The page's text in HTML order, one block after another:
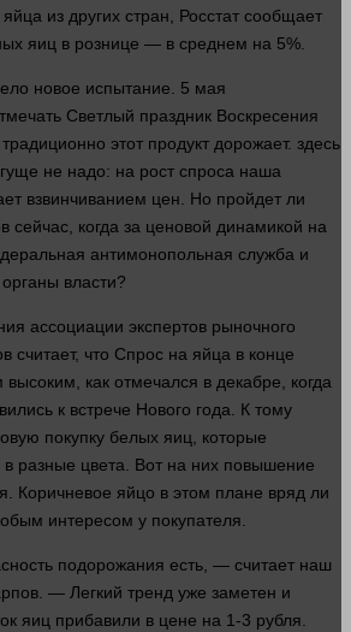
из других стран, Росстат сообщает
яиц в рознице — в среднем на 5%.
новое испытание. 5 мая
Светлый праздник Воскресения
этот продукт дорожает. здесь
не надо: на рост спроса наша
взвинчиванием цен. Но пройдет ли
сейчас , когда за ценовой динамикой на
антимонопольная служба и
власти?
ассоциации экспертов рыночного
считает, что Спрос на яйца в конце
как отмечался в декабре, когда
к встрече Нового года . К тому
покупку белых яиц, которые
в разные цвета . Вот на них повышение
. Коричневое яйцо в этом плане вряд ли
интересом у покупателя.
подорожания есть, — считает наш
— Легкий тренд уже заметен и
яиц прибавили в цене на 1-3 рубля